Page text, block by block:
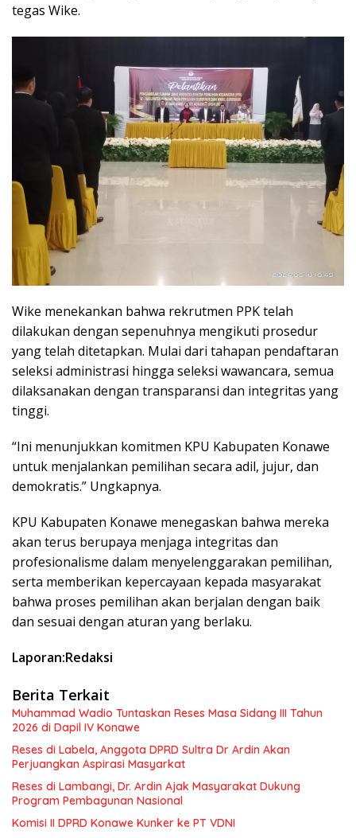
tegas Wike.
Wike menekankan bahwa rekrutmen PPK telah
dilakukan dengan sepenuhnya mengikuti prosedur
yang telah ditetapkan. Mulai dari tahapan pendaftaran
seleksi administrasi hingga seleksi wawancara, semua
dilaksanakan dengan transparansi dan integritas yang
tinggi.
“Ini menunjukkan komitmen KPU Kabupaten Konawe
untuk menjalankan pemilihan secara adil, jujur, dan
demokratis.” Ungkapnya.
KPU Kabupaten Konawe menegaskan bahwa mereka
akan terus berupaya menjaga integritas dan
profesionalisme dalam menyelenggarakan pemilihan,
serta memberikan kepercayaan kepada masyarakat
bahwa proses pemilihan akan berjalan dengan baik
dan sesuai dengan aturan yang berlaku.
Laporan:Redaksi
Berita Terkait
Muhammad Wadio Tuntaskan Reses Masa Sidang III Tahun
2026 di Dapil IV Konawe
Reses di Labela, Anggota DPRD Sultra Dr Ardin Akan
Perjuangkan Aspirasi Masyarkat
Reses di Lambangi, Dr. Ardin Ajak Masyarakat Dukung
Program Pembagunan Nasional
Komisi II DPRD Konawe Kunker ke PT VDNI